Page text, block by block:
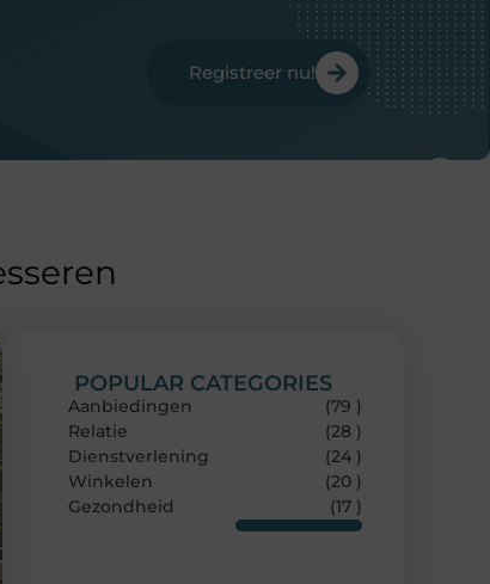
Registreer nu!
POPULAR CATEGORIES
Aanbiedingen
(79 )
Relatie
(28 )
Dienstverlening
(24 )
Winkelen
(20 )
Gezondheid
(17 )